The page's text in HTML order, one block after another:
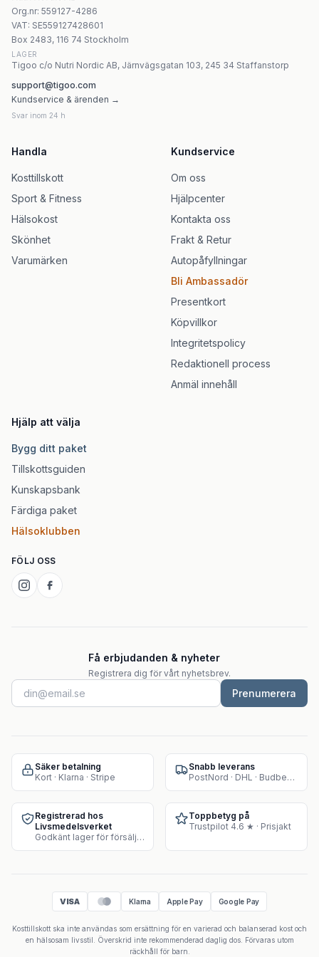
Nature's Way Mixed Berry 150 Gummies -
Nature's Way Fenugreek Seed Metabolic Support 100
Nature's Way - Siberian Eleuthero Root 100 kapslar
Org.nr: 559127-4286
VAT: SE559127428601
Box 2483, 116 74 Stockholm
LAGER
Tigoo c/o Nutri Nordic AB, Järnvägsgatan 103, 245 34 Staffanstorp
support@tigoo.com
Kundservice & ärenden →
Svar inom 24 h
Handla
Kosttillskott
Sport & Fitness
Hälsokost
Skönhet
Varumärken
Kundservice
Om oss
Hjälpcenter
Kontakta oss
Frakt & Retur
Autopåfyllningar
Bli Ambassadör
Presentkort
Köpvillkor
Integritetspolicy
Redaktionell process
Anmäl innehåll
Hjälp att välja
Bygg ditt paket
Tillskottsguiden
Kunskapsbank
Färdiga paket
Hälsoklubben
FÖLJ OSS
Få erbjudanden & nyheter
Registrera dig för vårt nyhetsbrev.
Prenumerera
Säker betalning
Kort · Klarna · Stripe
Snabb leverans
PostNord · DHL · Budbee · Instabox
Registrerad hos
Livsmedelsverket
Godkänt lager för försäljning av kosttillskott
Toppbetyg på
Trustpilot 4.6 ★ · Prisjakt
VISA Klarna Apple Pay Google Pay
Kosttillskott ska inte användas som ersättning för en varierad och balanserad kost och
en hälsosam livsstil. Överskrid inte rekommenderad daglig dos. Förvaras utom
räckhåll för barn.